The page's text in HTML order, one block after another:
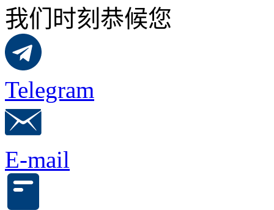
我们时刻恭候您
Telegram
E-mail